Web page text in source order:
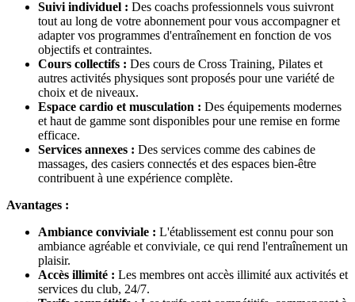
Suivi individuel : Des coachs professionnels vous suivront
tout au long de votre abonnement pour vous accompagner et
adapter vos programmes d'entraînement en fonction de vos
objectifs et contraintes.
Cours collectifs : Des cours de Cross Training, Pilates et
autres activités physiques sont proposés pour une variété de
choix et de niveaux.
Espace cardio et musculation : Des équipements modernes
et haut de gamme sont disponibles pour une remise en forme
efficace.
Services annexes : Des services comme des cabines de
massages, des casiers connectés et des espaces bien-être
contribuent à une expérience complète.
Avantages :
Ambiance conviviale : L'établissement est connu pour son
ambiance agréable et conviviale, ce qui rend l'entraînement un
plaisir.
Accès illimité : Les membres ont accès illimité aux activités et
services du club, 24/7.